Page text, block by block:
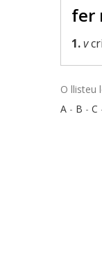
fer
1.v
O llisteu
A - B - C